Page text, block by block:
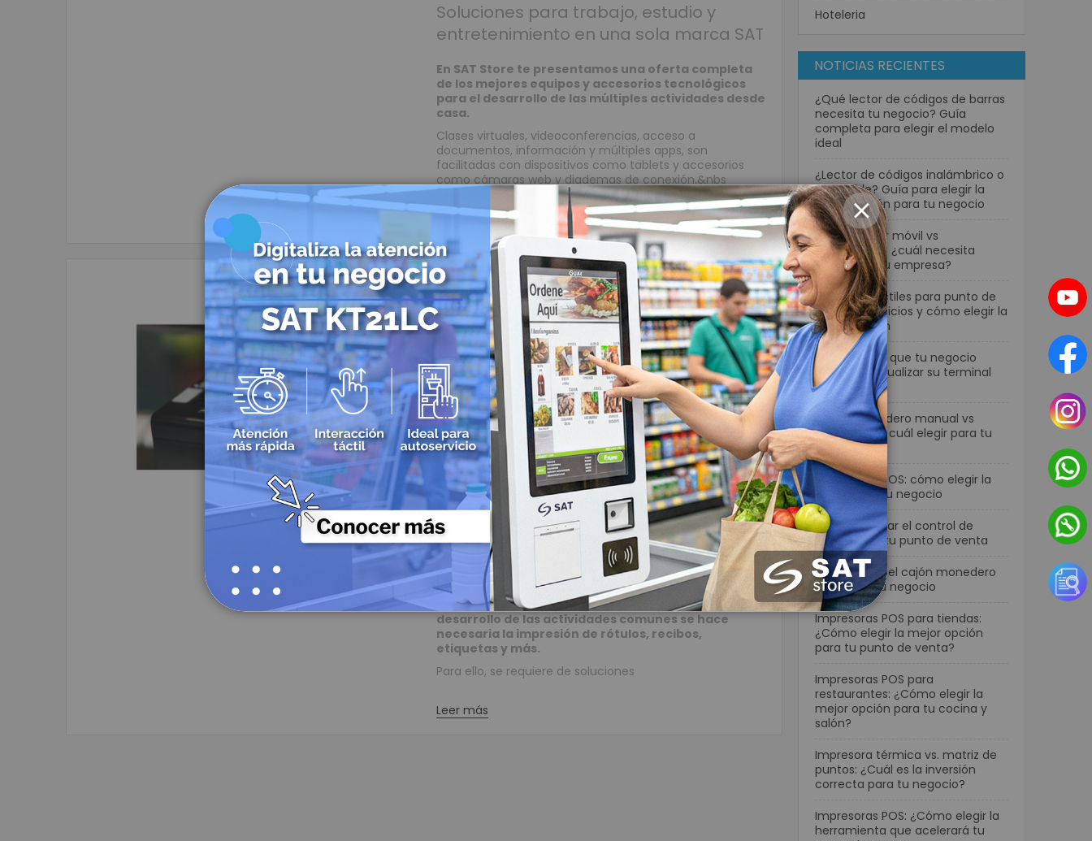
Monitores Touch
Lector de Código de Barras
Lector de Código de barras Inalámbricos
Lector de Código de barras de mesa
Combos POS
Energía Solar
Controladoras
Paneles Solares
Baterías Solares
Inversores Solares
UPS Solares
Identificación y Marcación
Impresoras de Carnet
Impresoras de Etiquetas
Impresoras de etiquetas para escritorio
Impresoras de etiquetas industriales
Impresoras de etiquetas semi industriales
Impresoras para Manillas
Accesorios para Impresoras de Etiquetas
Cableado y Conectividad
Cableado Estructurado
Cable UTP Categoría 5
Patch Cord
Cable UTP Categoría 6
Cable UTP Categoría 7
Conectividad Inalámbrica
Access Point
Radio Enlaces
Soluciones para trabajo, estudio y
entretenimiento en una sola marca SAT
En SAT Store te presentamos una oferta completa
de los mejores equipos y accesorios tecnológicos
para el desarrollo de las múltiples actividades desde
casa.
Clases virtuales, videoconferencias, acceso a
documentos, información y múltiples apps, son
facilitadas con dispositivos como tablets y accesorios
como cámaras web y diademas de conexión.&nbs
Leer más
Soluciones de impresión fuera de
la oficina que debes considerar
Creado: Abril 06, 2021 Categories: Impresoras Móviles |
Tags: impresora para tickets,impresora movil,
impresora de etiquetas
| Autor: Dusat POS
El trabajo se traslada a espacios fuera de la oficina,
especialmente con el auge del comercio electrónico y la
atención de las necesidades de los consumidores que,
cada vez más demandan productos y servicios fuera de
tiendas físicas. Esto hace de las soluciones de impresión
una necesidad más frecuente.
Te contamos qué son, para qué sirven y unas
recomendaciones para que elijas conscientemente.
Soluciones de impresión para quien
trabaja fuera de oficina
Trabajar fuera de la oficina se ha convertido en algo más
común y necesario que antes de la coyuntura.
desarrollo de las actividades comunes se hace
necesaria la impresión de rótulos, recibos,
etiquetas y más.
Para ello, se requiere de soluciones
Leer más
Hoteleria
NOTICIAS RECIENTES
¿Qué lector de códigos de barras
necesita tu negocio? Guía
completa para elegir el modelo
ideal
¿Lector de códigos inalámbrico o
con cable? Guía para elegir la
mejor opción para tu negocio
Computador móvil vs
smartphone: ¿cuál necesita
realmente tu empresa?
Pantallas táctiles para punto de
venta: beneficios y cómo elegir la
mejor opción
7 señales de que tu negocio
necesita actualizar su terminal
POS
Cajón monedero manual vs
automático: cuál elegir para tu
negocio
Terminales POS: cómo elegir la
mejor para tu negocio
Cómo mejorar el control de
efectivo en tu punto de venta
Cómo elegir el cajón monedero
ideal para tu negocio
Impresoras POS para tiendas:
¿Cómo elegir la mejor opción
para tu punto de venta?
Impresoras POS para
restaurantes: ¿Cómo elegir la
mejor opción para tu cocina y
salón?
Impresora térmica vs. matriz de
puntos: ¿Cuál es la inversión
correcta para tu negocio?
Impresoras POS: ¿Cómo elegir la
herramienta que acelerará tu
CLOSE